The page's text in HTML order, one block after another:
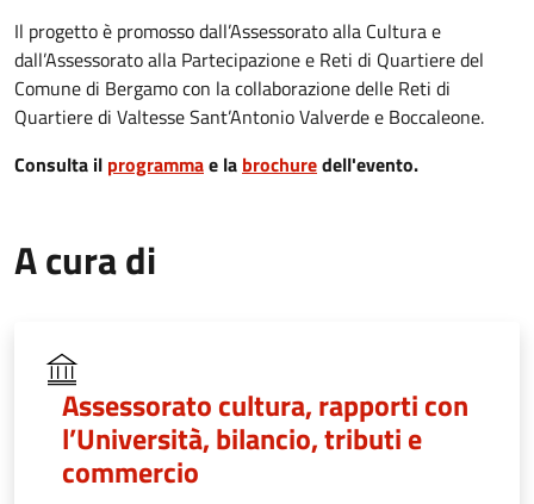
Il progetto è promosso dall’Assessorato alla Cultura e
dall’Assessorato alla Partecipazione e Reti di Quartiere del
Comune di Bergamo con la collaborazione delle Reti di
Quartiere di Valtesse Sant’Antonio Valverde e Boccaleone.
Consulta il programmae la brochuredell'evento.
A cura di
Assessorato cultura, rapporti con
l’Università, bilancio, tributi e
commercio